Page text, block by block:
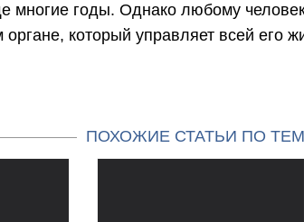
многие годы. Однако любому
который управляет всей его
ПОХОЖИЕ СТАТЬИ ПО